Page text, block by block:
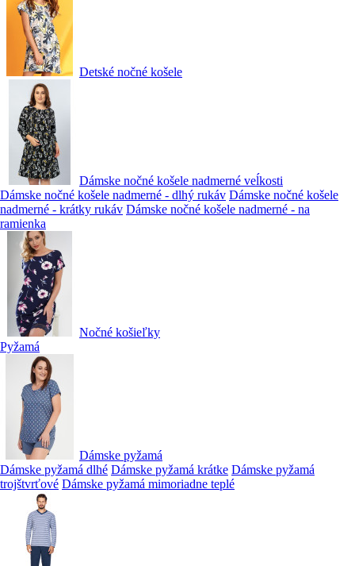
Detské nočné košele
Dámske nočné košele nadmerné veĺkosti
Dámske nočné košele nadmerné - dlhý rukáv Dámske nočné košele
nadmerné - krátky rukáv Dámske nočné košele nadmerné - na
ramienka
Nočné košieľky
Pyžamá
Dámske pyžamá
Dámske pyžamá dlhé Dámske pyžamá krátke Dámske pyžamá
trojštvrťové Dámske pyžamá mimoriadne teplé